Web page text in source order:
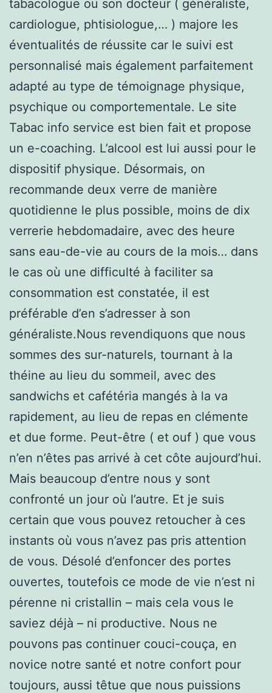
tabacologue ou son docteur ( généraliste,
cardiologue, phtisiologue,… ) majore les
éventualités de réussite car le suivi est
personnalisé mais également parfaitement
adapté au type de témoignage physique,
psychique ou comportementale. Le site
Tabac info service est bien fait et propose
un e-coaching. L’alcool est lui aussi pour le
dispositif physique. Désormais, on
recommande deux verre de manière
quotidienne le plus possible, moins de dix
verrerie hebdomadaire, avec des heure
sans eau-de-vie au cours de la mois… dans
le cas où une difficulté à faciliter sa
consommation est constatée, il est
préférable d’en s’adresser à son
généraliste.Nous revendiquons que nous
sommes des sur-naturels, tournant à la
théine au lieu du sommeil, avec des
sandwichs et cafétéria mangés à la va
rapidement, au lieu de repas en clémente
et due forme. Peut-être ( et ouf ) que vous
n’en n’êtes pas arrivé à cet côte aujourd’hui.
Mais beaucoup d’entre nous y sont
confronté un jour où l’autre. Et je suis
certain que vous pouvez retoucher à ces
instants où vous n’avez pas pris attention
de vous. Désolé d’enfoncer des portes
ouvertes, toutefois ce mode de vie n’est ni
pérenne ni cristallin – mais cela vous le
saviez déjà – ni productive. Nous ne
pouvons pas continuer couci-couça, en
novice notre santé et notre confort pour
toujours, aussi têtue que nous puissions